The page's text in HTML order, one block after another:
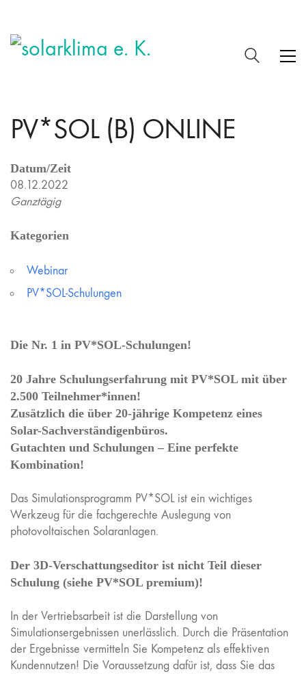
PV*SOL (B) ONLINE
Datum/Zeit
08.12.2022
Ganztägig
Kategorien
Webinar
PV*SOL-Schulungen
Die Nr. 1 in PV*SOL-Schulungen!
20 Jahre Schulungserfahrung mit PV*SOL mit über
2.500 Teilnehmer*innen!
Zusätzlich die über 20-jährige Kompetenz eines
Solar-Sachverständigenbüros.
Gutachten und Schulungen – Eine perfekte
Kombination!
Das Simulationsprogramm PV*SOL ist ein wichtiges
Werkzeug für die fachgerechte Auslegung von
photovoltaischen Solaranlagen.
Der 3D-Verschattungseditor ist nicht Teil dieser
Schulung (siehe PV*SOL premium)!
In der Vertriebsarbeit ist die Darstellung von
Simulationsergebnissen unerlässlich. Durch die Präsentation
der Ergebnisse vermitteln Sie Kompetenz als effektiven
Kundennutzen! Die Voraussetzung dafür ist, dass Sie das